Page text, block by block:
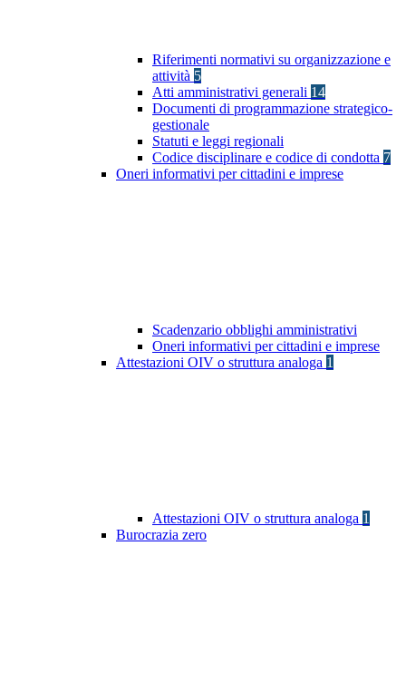
Riferimenti normativi su organizzazione e
attività 5
Atti amministrativi generali 14
Documenti di programmazione strategico-
gestionale
Statuti e leggi regionali
Codice disciplinare e codice di condotta 7
Oneri informativi per cittadini e imprese
Scadenzario obblighi amministrativi
Oneri informativi per cittadini e imprese
Attestazioni OIV o struttura analoga 1
Attestazioni OIV o struttura analoga 1
Burocrazia zero